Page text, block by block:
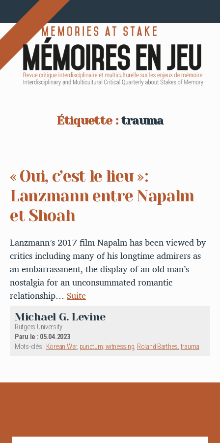
Étiquette : trauma
« Oui, c’est le lieu » :
Lanzmann entre Napalm
et Shoah
Lanzmann’s 2017 film Napalm has been viewed by
critics including many of his longtime admirers as
an embarrassment, the display of an old man’s
nostalgia for an unconsummated romantic
relationship… Suite
Michael G. Levine
Rutgers University
Paru le : 05.04.2023
Mots-clés : Korean War, punctum; witnessing, Roland Barthes, trauma